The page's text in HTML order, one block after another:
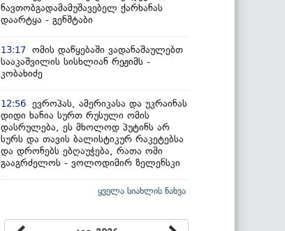
ნავთობგადამამუშავებელ ქარხანას
დაარტყა - გენშტაბი
13:17 ომის დაწყებაში ვადანაშაულებთ
სააკაშვილის სისხლიან რეჟიმს -
კობახიძე
12:56 ევროპას, ამერიკასა და უკრაინას
დიდი ხანია სურთ რუსული ომის
დასრულება, ეს მხოლოდ პუტინს არ
სურს და თავის ბალისტიკურ რაკეტებსა
და დრონებს ებღაუჭება, რათა ომი
გააგრძელოს - ვოლოდიმირ ზელენსკი
ყველა სიახლის ნახვა